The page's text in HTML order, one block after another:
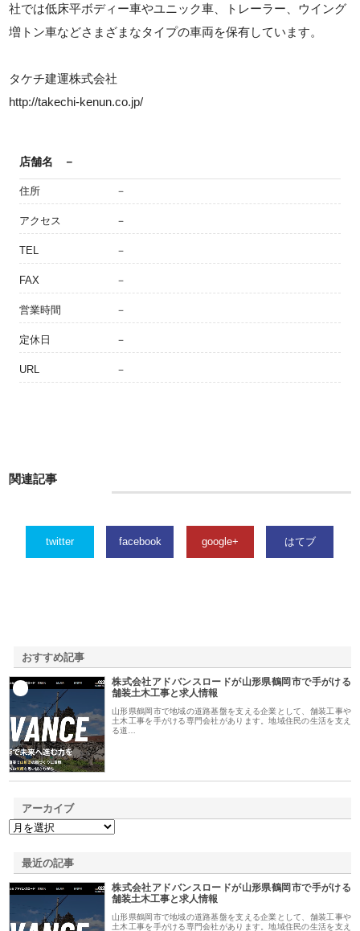
社では低床平ボディー車やユニック車、トレーラー、ウイング
増トン車などさまざまなタイプの車両を保有しています。
タケチ建運株式会社
http://takechi-kenun.co.jp/
店舗名 －
住所 －
アクセス －
TEL －
FAX －
営業時間 －
定休日 －
URL －
関連記事
twitter facebook google+ はてブ
おすすめ記事
株式会社アドバンスロードが山形県鶴岡市で手がける
舗装土木工事と求人情報
山形県鶴岡市で地域の道路基盤を支える企業として、舗装工事や
土木工事を手がける専門会社があります。地域住民の生活を支え
る道…
アーカイブ
最近の記事
株式会社アドバンスロードが山形県鶴岡市で手がける
舗装土木工事と求人情報
山形県鶴岡市で地域の道路基盤を支える企業として、舗装工事や
土木工事を手がける専門会社があります。地域住民の生活を支え